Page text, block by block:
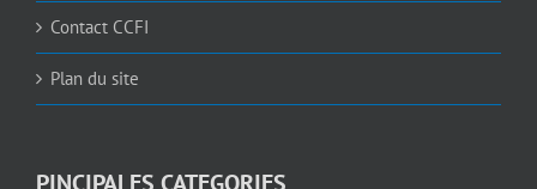
Contact CCFI
Plan du site
PINCIPALES CATEGORIES